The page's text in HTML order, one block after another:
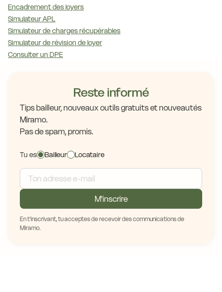
Encadrement des loyers
Simulateur APL
Simulateur de charges récupérables
Simulateur de révision de loyer
Consulter un DPE
Reste informé
Tips bailleur, nouveaux outils gratuits et nouveautés
Miramo.
Pas de spam, promis.
Tu es Bailleur Locataire
M'inscrire
En t'inscrivant, tu acceptes de recevoir des communications de
Miramo.